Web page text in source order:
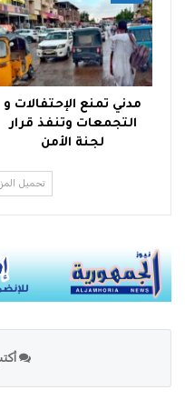
مدني تمنع الإحتفالات و
التجمعات وتنفذ قرار
لجنة الأمن
تحميل